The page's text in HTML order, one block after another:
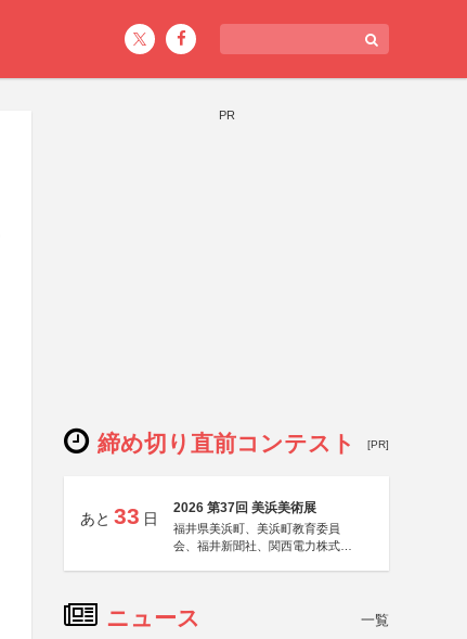
PR
締め切り直前コンテスト [PR]
あと 33 日
2026 第37回 美浜美術展
福井県美浜町、美浜町教育委員
会、福井新聞社、関西電力株式会
ニュース 一覧